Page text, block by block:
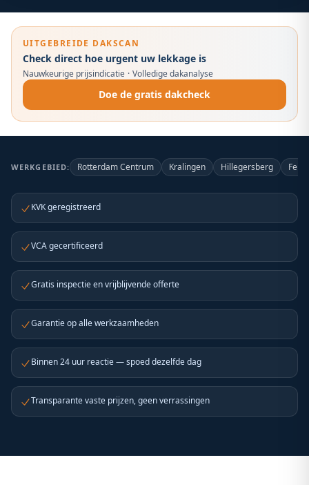
UITGEBREIDE DAKSCAN
Check direct hoe urgent uw lekkage is
Nauwkeurige prijsindicatie · Volledige dakanalyse
Doe de gratis dakcheck
WERKGEBIED: Rotterdam Centrum Kralingen Hillegersberg
KVK geregistreerd
VCA gecertificeerd
Gratis inspectie en vrijblijvende offerte
Garantie op alle werkzaamheden
Binnen 24 uur reactie — spoed dezelfde dag
Transparante vaste prijzen, geen verrassingen